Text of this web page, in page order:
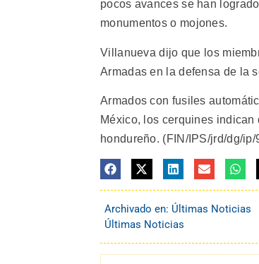
pocos avances se han
monumentos o mojones.
Villanueva dijo que los
Armadas en la defensa de la
Armados con fusiles
México, los cerquines
hondureño. (FIN/IPS/jrd/dg/ip/
Archivado en: Últimas Noticias
Últimas Noticias